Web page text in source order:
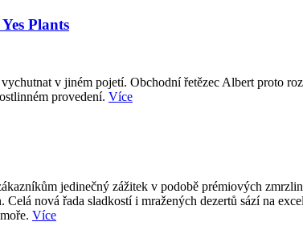
Plants
v jiném pojetí. Obchodní řetězec Albert proto
provedení. Více
jedinečný zážitek v podobě prémiových
nová řada sladkostí i mražených dezertů sází na
Více